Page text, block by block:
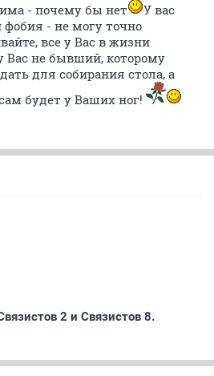
- почему бы нет
У вас
- не могу точно
все у Вас в жизни
Вас не бывший, которому
для собирания стола, а
будет у Ваших ног!
2 и Связистов 8.